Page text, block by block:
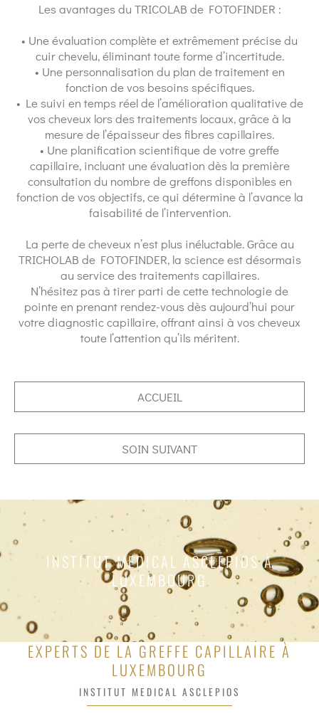
Les avantages du TRICOLAB de FOTOFINDER :
• Une évaluation complète et extrêmement précise du
cuir chevelu, éliminant toute forme d’incertitude.
• Une personnalisation du plan de traitement en
fonction de vos besoins spécifiques.
• Le suivi en temps réel de l’amélioration qualitative de
vos cheveux lors des traitements locaux, grâce à la
mesure de l’épaisseur des fibres capillaires.
• Une planification scientifique de votre greffe
capillaire, incluant une évaluation dès la première
consultation du nombre de greffons disponibles en
fonction de vos objectifs, ce qui détermine à l’avance la
faisabilité de l’intervention.
La perte de cheveux n’est plus inéluctable. Grâce au
TRICHOLAB de FOTOFINDER, la science est désormais
au service des traitements capillaires.
N’hésitez pas à tirer parti de cette technologie de
pointe en prenant rendez-vous dès aujourd’hui pour
votre diagnostic capillaire, offrant ainsi à vos cheveux
toute l’attention qu’ils méritent.
ACCUEIL
SOIN SUIVANT
INSTITUT MEDICAL ASCLEPIOS À
LUXEMBOURG
EXPERTS DE LA GREFFE CAPILLAIRE À
LUXEMBOURG
INSTITUT MEDICAL ASCLEPIOS